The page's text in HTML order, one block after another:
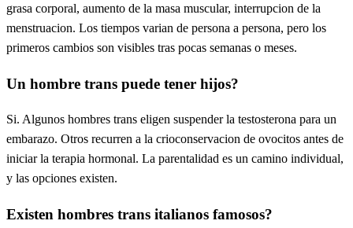
grasa corporal, aumento de la masa muscular, interrupcion de la
menstruacion. Los tiempos varian de persona a persona, pero los
primeros cambios son visibles tras pocas semanas o meses.
Un hombre trans puede tener hijos?
Si. Algunos hombres trans eligen suspender la testosterona para un
embarazo. Otros recurren a la crioconservacion de ovocitos antes de
iniciar la terapia hormonal. La parentalidad es un camino individual,
y las opciones existen.
Existen hombres trans italianos famosos?